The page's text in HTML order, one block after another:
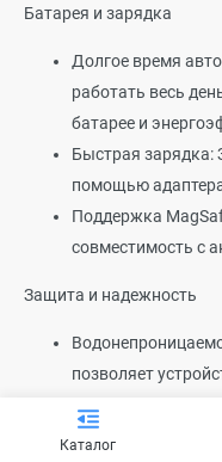
Каталог
Батарея и зарядка
Долгое время
работать весь
батарее и
Быстрая зарядка:
помощью
Поддержка
совместимость с
Защита и надежность
позволяет
на глубину до 6
Face ID: Надежная